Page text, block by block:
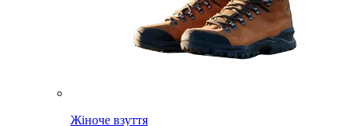
Жіноче взуття